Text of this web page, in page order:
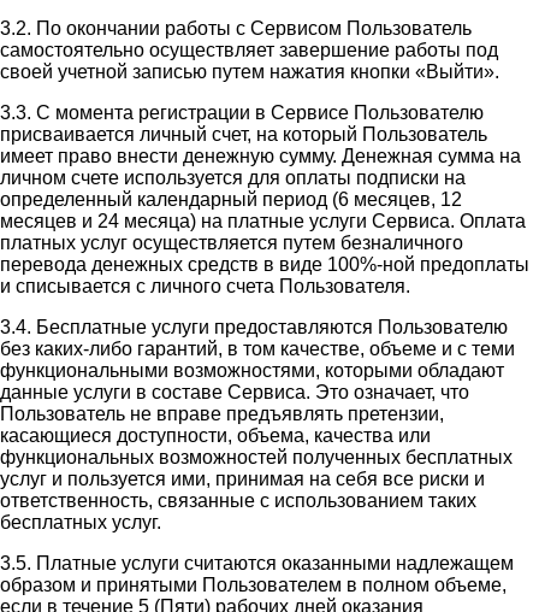
3.2. По окончании работы с Сервисом Пользователь
самостоятельно осуществляет завершение работы под
своей учетной записью путем нажатия кнопки «Выйти».
3.3. С момента регистрации в Сервисе Пользователю
присваивается личный счет, на который Пользователь
имеет право внести денежную сумму. Денежная сумма на
личном счете используется для оплаты подписки на
определенный календарный период (6 месяцев, 12
месяцев и 24 месяца) на платные услуги Сервиса. Оплата
платных услуг осуществляется путем безналичного
перевода денежных средств в виде 100%-ной предоплаты
и списывается с личного счета Пользователя.
3.4. Бесплатные услуги предоставляются Пользователю
без каких-либо гарантий, в том качестве, объеме и с теми
функциональными возможностями, которыми обладают
данные услуги в составе Сервиса. Это означает, что
Пользователь не вправе предъявлять претензии,
касающиеся доступности, объема, качества или
функциональных возможностей полученных бесплатных
услуг и пользуется ими, принимая на себя все риски и
ответственность, связанные с использованием таких
бесплатных услуг.
3.5. Платные услуги считаются оказанными надлежащем
образом и принятыми Пользователем в полном объеме,
если в течение 5 (Пяти) рабочих дней оказания